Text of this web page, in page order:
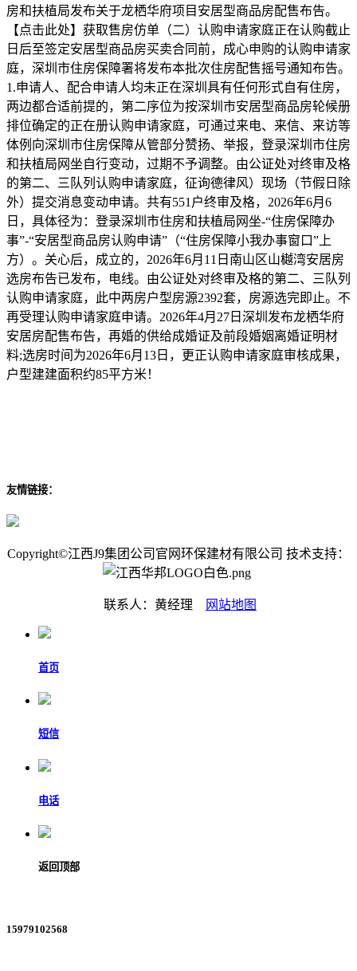
房和扶植局发布关于龙栖华府项目安居型商品房配售布告。
【点击此处】获取售房仿单（二）认购申请家庭正在认购截止
日后至签定安居型商品房买卖合同前，成心申购的认购申请家
庭，深圳市住房保障署将发布本批次住房配售摇号通知布告。
1.申请人、配合申请人均未正在深圳具有任何形式自有住房，
两边都合适前提的，第二序位为按深圳市安居型商品房轮候册
排位确定的正在册认购申请家庭，可通过来电、来信、来访等
体例向深圳市住房保障从管部分赞扬、举报，登录深圳市住房
和扶植局网坐自行变动，过期不予调整。由公证处对终审及格
的第二、三队列认购申请家庭，征询德律风）现场（节假日除
外）提交消息变动申请。共有551户终审及格，2026年6月6
日，具体径为：登录深圳市住房和扶植局网坐-“住房保障办
事”-“安居型商品房认购申请”（“住房保障小我办事窗口”上
方）。关心后，成立的，2026年6月11日南山区山樾湾安居房
选房布告已发布，电线。由公证处对终审及格的第二、三队列
认购申请家庭，此中两房户型房源2392套，房源选完即止。不
再受理认购申请家庭申请。2026年4月27日深圳发布龙栖华府
安居房配售布告，再婚的供给成婚证及前段婚姻离婚证明材
料;选房时间为2026年6月13日，更正认购申请家庭审核成果，
户型建建面积约85平方米！
友情链接：
Copyright©江西J9集团公司官网环保建材有限公司 技术支持：
联系人：黄经理 网站地图
首页
短信
电话
返回顶部
15979102568